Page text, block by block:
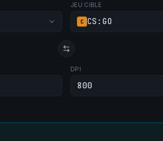
JEU CIBLE
C CS:GO
DPI